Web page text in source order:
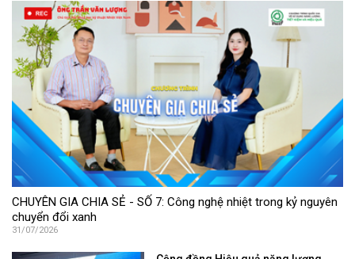
CHUYÊN GIA CHIA SẺ - SỐ 7: Công nghệ nhiệt trong kỷ nguyên
chuyển đổi xanh
31/07/2026